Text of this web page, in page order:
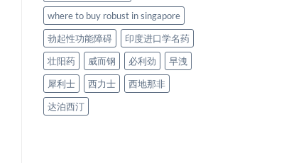
where to buy robust in singapore
勃起性功能障碍
印度进口学名药
壮阳药
威而钢 必利劲
早洩
犀利士
西力士
西地那非
达泊西汀